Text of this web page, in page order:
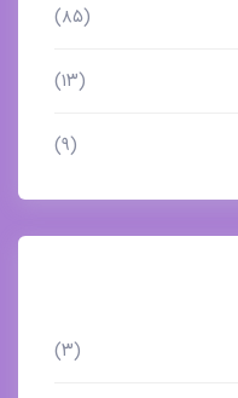
(۸۵)
(۱۳)
(۹)
(۳)